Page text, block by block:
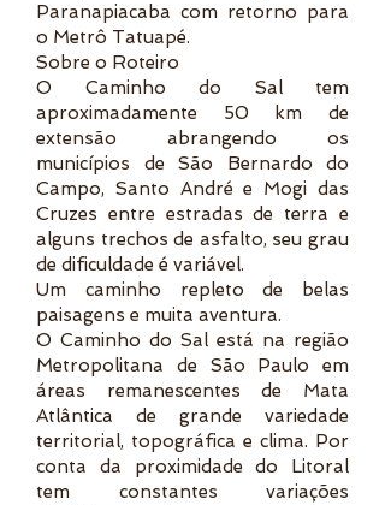
Paranapiacaba com retorno para
o Metrô Tatuapé.
Sobre o Roteiro
O Caminho do Sal tem
aproximadamente 50 km de
extensão abrangendo os
municípios de São Bernardo do
Campo, Santo André e Mogi das
Cruzes entre estradas de terra e
alguns trechos de asfalto, seu grau
de dificuldade é variável.
Um caminho repleto de belas
paisagens e muita aventura.
O Caminho do Sal está na região
Metropolitana de São Paulo em
áreas remanescentes de Mata
Atlântica de grande variedade
territorial, topográfica e clima. Por
conta da proximidade do Litoral
tem constantes variações